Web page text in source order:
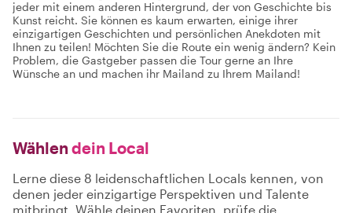
jeder mit einem anderen Hintergrund, der von Geschichte bis
Kunst reicht. Sie können es kaum erwarten, einige ihrer
einzigartigen Geschichten und persönlichen Anekdoten mit
Ihnen zu teilen! Möchten Sie die Route ein wenig ändern? Kein
Problem, die Gastgeber passen die Tour gerne an Ihre
Wünsche an und machen ihr Mailand zu Ihrem Mailand!
Wählen dein Local
Lerne diese 8 leidenschaftlichen Locals kennen, von
denen jeder einzigartige Perspektiven und Talente
mitbringt. Wähle deinen Favoriten, prüfe die